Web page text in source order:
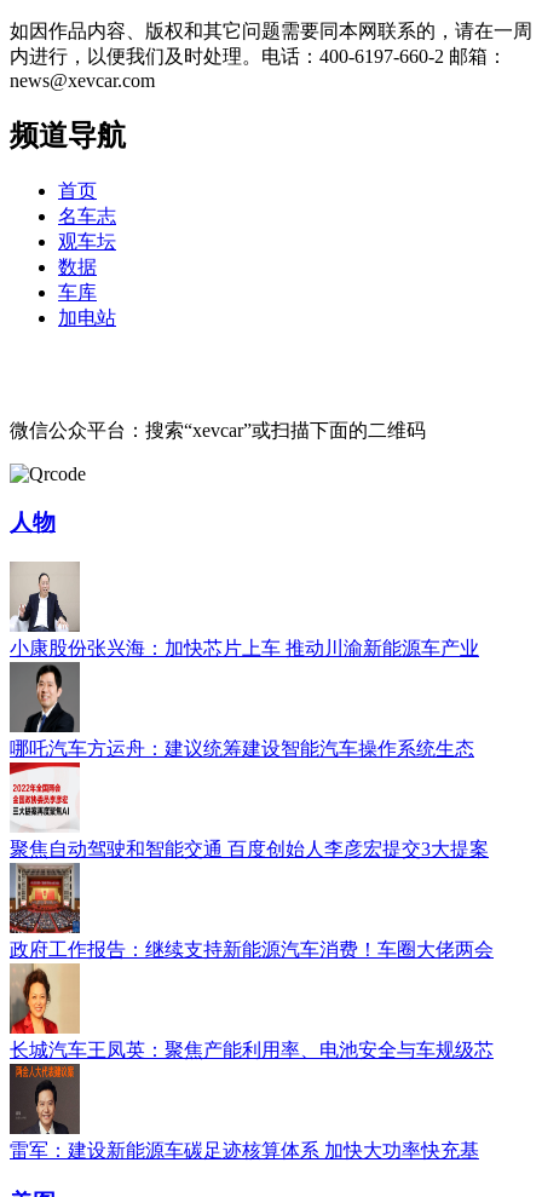
如因作品内容、版权和其它问题需要同本网联系的，请在一周
内进行，以便我们及时处理。电话：400-6197-660-2 邮箱：
news@xevcar.com
频道导航
首页
名车志
观车坛
数据
车库
加电站
微信公众平台：搜索“xevcar”或扫描下面的二维码
人物
小康股份张兴海：加快芯片上车 推动川渝新能源车产业
哪吒汽车方运舟：建议统筹建设智能汽车操作系统生态
聚焦自动驾驶和智能交通 百度创始人李彦宏提交3大提案
政府工作报告：继续支持新能源汽车消费！车圈大佬两会
长城汽车王凤英：聚焦产能利用率、电池安全与车规级芯
雷军：建设新能源车碳足迹核算体系 加快大功率快充基